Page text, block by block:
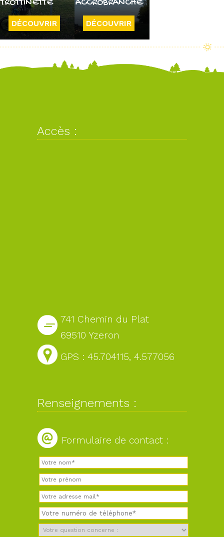
TROTTINETTE
DÉCOUVRIR
ACCROBRANCHE
DÉCOUVRIR
Accès :
741 Chemin du Plat
69510 Yzeron
GPS : 45.704115, 4.577056
Renseignements :
Formulaire de contact :